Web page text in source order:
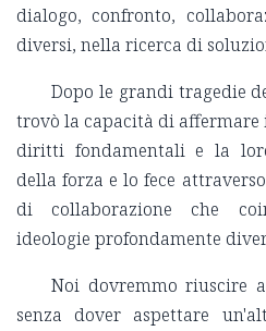
dialogo, confronto,
diversi, nella ricerca di
Dopo le grandi tragedie
trovò la capacità di
diritti fondamentali e la
della forza e lo fece
di collaborazione che
ideologie profondamente
Noi dovremmo riuscire
senza dover aspettare